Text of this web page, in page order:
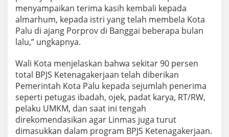
menyampaikan terima kasih kembali kepada
almarhum, kepada istri yang telah membela Kota
Palu di ajang Porprov di Banggai beberapa bulan
lalu,” ungkapnya.
Wali Kota menjelaskan bahwa sekitar 90 persen
total BPJS Ketenagakerjaan telah diberikan
Pemerintah Kota Palu kepada sejumlah penerima
seperti petugas ibadah, ojek, padat karya, RT/RW,
pelaku UMKM, dan saat ini tengah
direkomendasikan agar Linmas juga turut
dimasukkan dalam program BPJS Ketenagakerjaan.